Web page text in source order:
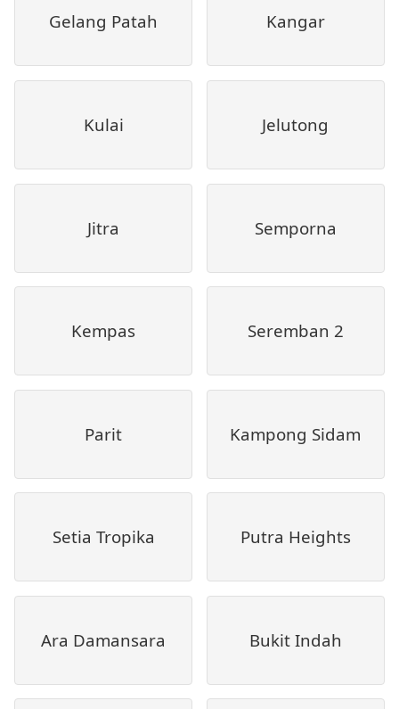
Gelang Patah Kangar
Kulai Jelutong
Jitra Semporna
Kempas Seremban 2
Parit Kampong Sidam
Setia Tropika Putra Heights
Ara Damansara Bukit Indah